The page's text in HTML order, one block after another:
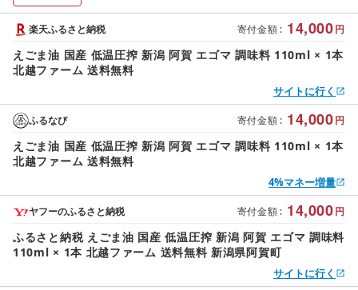
寄付金額 : 14,000円
楽天ふるさと納税
えごま油 国産 低温圧搾 新潟 阿賀 エゴマ 調味料 110ml × 1本
北越ファーム 送料無料
サイトに行く
寄付金額 : 14,000円
ふるなび
えごま油 国産 低温圧搾 新潟 阿賀 エゴマ 調味料 110ml × 1本
北越ファーム 送料無料
4%マネー増量
寄付金額 : 14,000円
ヤフーのふるさと納税
ふるさと納税 えごま油 国産 低温圧搾 新潟 阿賀 エゴマ 調味料
110ml × 1本 北越ファーム 送料無料 新潟県阿賀町
サイトに行く